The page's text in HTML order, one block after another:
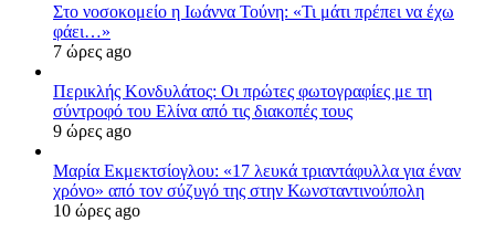
Στο νοσοκομείο η Ιωάννα Τούνη: «Τι μάτι πρέπει να έχω
φάει…»
7 ώρες ago
Περικλής Κονδυλάτος: Οι πρώτες φωτογραφίες με τη
σύντροφό του Ελίνα από τις διακοπές τους
9 ώρες ago
Μαρία Εκμεκτσίογλου: «17 λευκά τριαντάφυλλα για έναν
χρόνο» από τον σύζυγό της στην Κωνσταντινούπολη
10 ώρες ago